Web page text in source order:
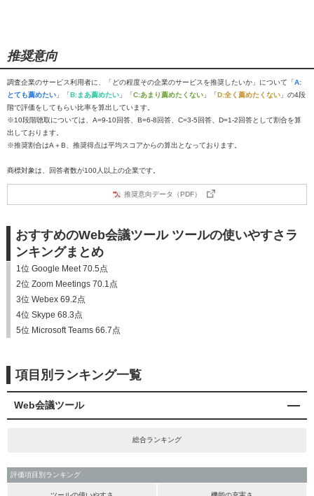
推奨意向
調査企業のサービス利用者に、「どの程度その企業のサービスを推奨したいか」について「A:
とても薦めたい 」「B:まあ薦めたい 」「C:あまり薦めたくない 」「D:全く薦めたくない 」の4段
階で評価をしてもらい比率を算出しています。
※10段階聴取については、A=9-10回答、B=6-8回答、C=3-5回答、D=1-2回答として割合を算
出しております。
※推奨割合はA＋B、推奨得点は平均スコアからの算出となっております。
商標対象は、回答者数が100人以上の企業です。
推奨意向データ（PDF）
おすすめのWeb会議ツール ツールの使いやすさラ
ンキングまとめ
1位 Google Meet 70.5点
2位 Zoom Meetings 70.1点
3位 Webex 69.2点
4位 Skype 68.3点
5位 Microsoft Teams 66.7点
項目別ランキング一覧
Web会議ツール
総合ランキング
評価項目別ランキング